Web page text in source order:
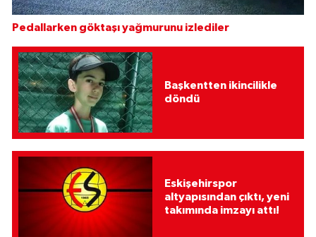
Pedallarken göktaşı yağmurunu izlediler
Başkentten ikincilikle
döndü
Eskişehirspor
altyapısından çıktı, yeni
takımında imzayı attı!